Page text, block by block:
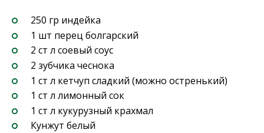
250 гр индейка
1 шт перец болгарский
2 ст л соевый соус
2 зубчика чеснока
1 ст л кетчуп сладкий (можно остренький)
1 ст л лимонный сок
1 ст л кукурузный крахмал
Кунжут белый